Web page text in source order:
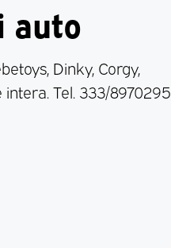
auto
Dinky, Corgy,
Tel. 333/8970295